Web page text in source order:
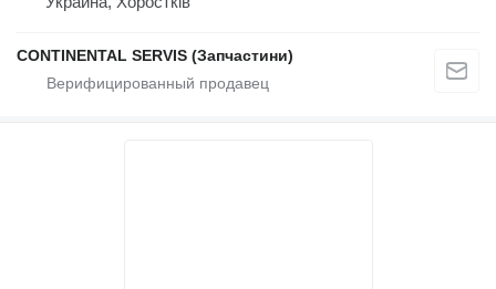
CONTINENTAL SERVIS (Запчастини)